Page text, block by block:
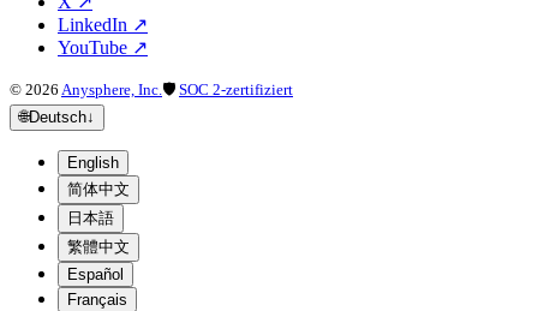
LinkedIn ↗
YouTube ↗
© 2026 Anysphere, Inc. 🛡 SOC 2-zertifiziert
🌐Deutsch↓
English
简体中文
日本語
繁體中文
Español
Français